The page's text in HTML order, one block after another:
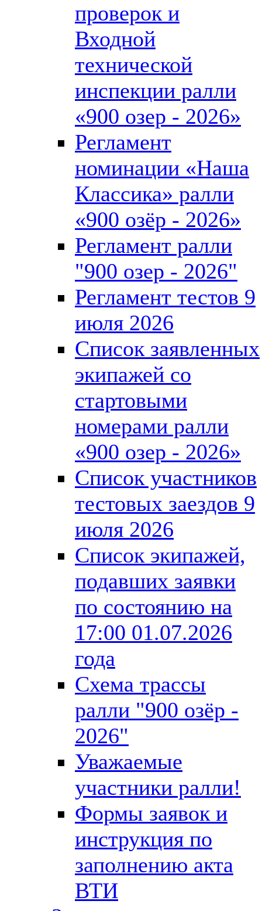
проверок и
Входной
технической
инспекции ралли
«900 озер - 2026»
Регламент
номинации «Наша
Классика» ралли
«900 озёр - 2026»
Регламент ралли
"900 озер - 2026"
Регламент тестов 9
июля 2026
Список заявленных
экипажей со
стартовыми
номерами ралли
«900 озер - 2026»
Список участников
тестовых заездов 9
июля 2026
Список экипажей,
подавших заявки
по состоянию на
17:00 01.07.2026
года
Схема трассы
ралли "900 озёр -
2026"
Уважаемые
участники ралли!
Формы заявок и
инструкция по
заполнению акта
ВТИ